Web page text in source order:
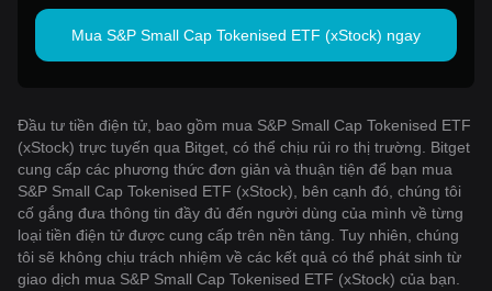
Mua S&P Small Cap Tokenised ETF (xStock) ngay
Đầu tư tiền điện tử, bao gồm mua S&P Small Cap Tokenised ETF
(xStock) trực tuyến qua Bitget, có thể chịu rủi ro thị trường. Bitget
cung cấp các phương thức đơn giản và thuận tiện để bạn mua
S&P Small Cap Tokenised ETF (xStock), bên cạnh đó, chúng tôi
cố gắng đưa thông tin đầy đủ đến người dùng của mình về từng
loại tiền điện tử được cung cấp trên nền tảng. Tuy nhiên, chúng
tôi sẽ không chịu trách nhiệm về các kết quả có thể phát sinh từ
giao dịch mua S&P Small Cap Tokenised ETF (xStock) của bạn.